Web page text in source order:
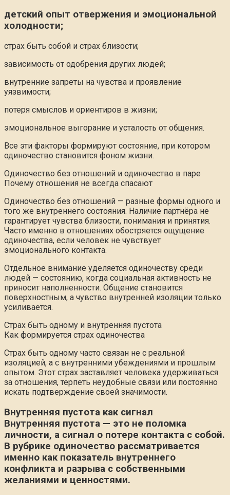
детский опыт отвержения и эмоциональной
холодности;
страх быть собой и страх близости;
зависимость от одобрения других людей;
внутренние запреты на чувства и проявление
уязвимости;
потеря смыслов и ориентиров в жизни;
эмоциональное выгорание и усталость от общения.
Все эти факторы формируют состояние, при котором
одиночество становится фоном жизни.
Одиночество без отношений и одиночество в паре
Почему отношения не всегда спасают
Одиночество без отношений — разные формы одного и
того же внутреннего состояния. Наличие партнёра не
гарантирует чувства близости, понимания и принятия.
Часто именно в отношениях обостряется ощущение
одиночества, если человек не чувствует
эмоционального контакта.
Отдельное внимание уделяется одиночеству среди
людей — состоянию, когда социальная активность не
приносит наполненности. Общение становится
поверхностным, а чувство внутренней изоляции только
усиливается.
Страх быть одному и внутренняя пустота
Как формируется страх одиночества
Страх быть одному часто связан не с реальной
изоляцией, а с внутренними убеждениями и прошлым
опытом. Этот страх заставляет человека удерживаться
за отношения, терпеть неудобные связи или постоянно
искать подтверждение своей значимости.
Внутренняя пустота как сигнал
Внутренняя пустота — это не поломка
личности, а сигнал о потере контакта с собой.
В рубрике одиночество рассматривается
именно как показатель внутреннего
конфликта и разрыва с собственными
желаниями и ценностями.